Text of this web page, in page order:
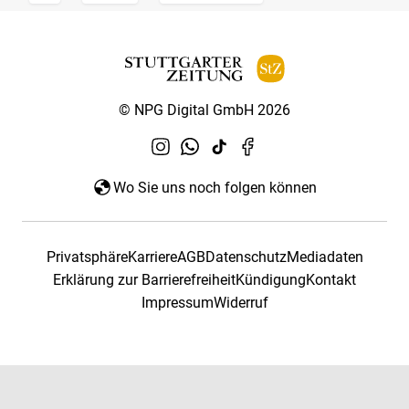
© NPG Digital GmbH 2026
Wo Sie uns noch folgen können
PrivatsphäreKarriereAGBDatenschutzMediadaten
Erklärung zur BarrierefreiheitKündigungKontakt
ImpressumWiderruf